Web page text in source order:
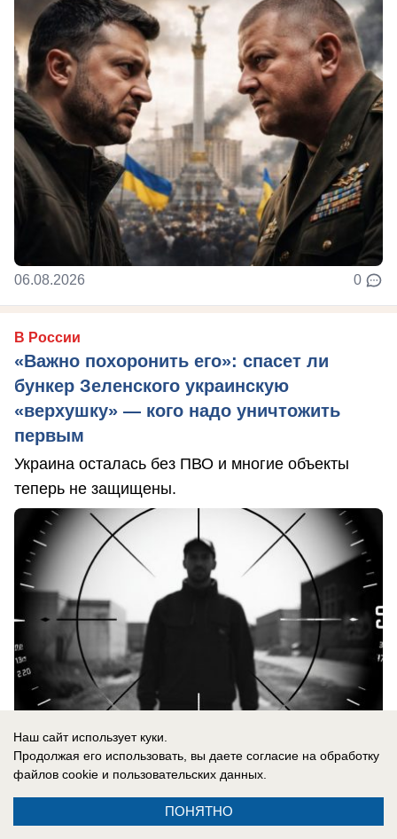
06.08.2026 0
В России
«Важно похоронить его»: спасет ли
бункер Зеленского украинскую
«верхушку» — кого надо уничтожить
первым
Украина осталась без ПВО и многие объекты
теперь не защищены.
06.08.2026 0
Наш сайт использует куки.
Продолжая его использовать, вы даете согласие на обработку
файлов cookie и пользовательских данных.
ПОНЯТНО